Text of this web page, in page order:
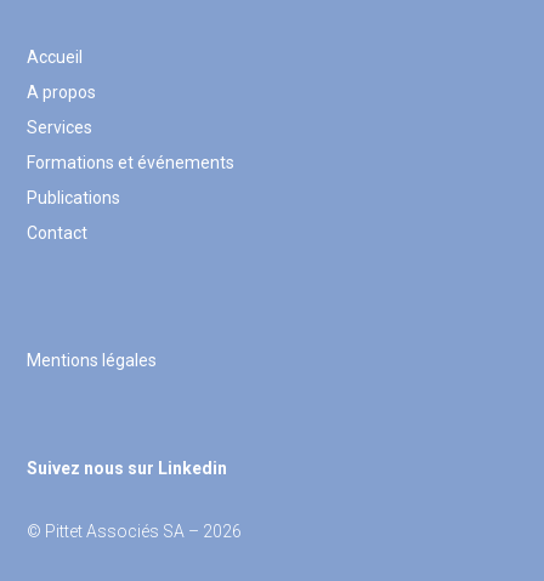
Accueil
A propos
Services
Formations et événements
Publications
Contact
Mentions légales
Suivez nous sur Linkedin
© Pittet Associés SA – 2026